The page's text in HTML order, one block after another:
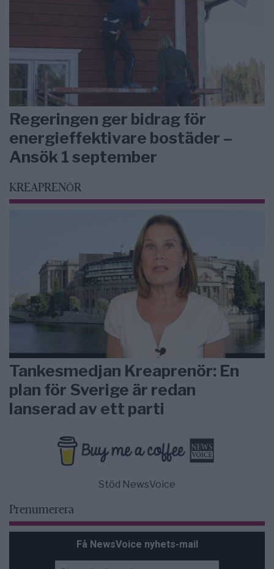
Regeringen ger bidrag för
energieffektivare bostäder –
Ansök 1 september
KREAPRENÖR
Tankesmedjan Kreaprenör: En
plan för Sverige är redan
lanserad av ett parti
Stöd NewsVoice
Prenumerera
Få NewsVoice nyhets-mail